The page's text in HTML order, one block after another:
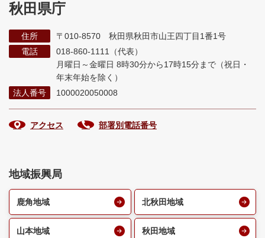
秋田県庁
住所
〒010-8570 秋田県秋田市山王四丁目1番1号
電話
018-860-1111（代表）
月曜日～金曜日 8時30分から17時15分まで （祝日・
年末年始を除く）
法人番号
1000020050008
アクセス 部署別電話番号
地域振興局
鹿角地域 北秋田地域
山本地域 秋田地域